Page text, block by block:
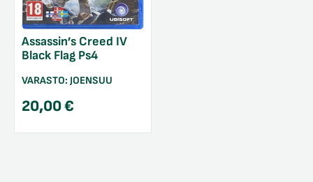
Assassin’s Creed IV
Black Flag Ps4
VARASTO: JOENSUU
20,00€